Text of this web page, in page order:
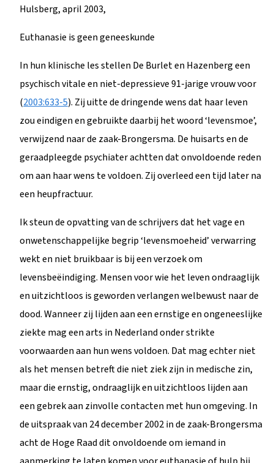
Hulsberg, april 2003,
Euthanasie is geen geneeskunde
In hun klinische les stellen De Burlet en Hazenberg een
psychisch vitale en niet-depressieve 91-jarige vrouw voor
(2003:633-5). Zij uitte de dringende wens dat haar leven
zou eindigen en gebruikte daarbij het woord ‘levensmoe’,
verwijzend naar de zaak-Brongersma. De huisarts en de
geraadpleegde psychiater achtten dat onvoldoende reden
om aan haar wens te voldoen. Zij overleed een tijd later na
een heupfractuur.
Ik steun de opvatting van de schrijvers dat het vage en
onwetenschappelijke begrip ‘levensmoeheid’ verwarring
wekt en niet bruikbaar is bij een verzoek om
levensbeëindiging. Mensen voor wie het leven ondraaglijk
en uitzichtloos is geworden verlangen welbewust naar de
dood. Wanneer zij lijden aan een ernstige en ongeneeslijke
ziekte mag een arts in Nederland onder strikte
voorwaarden aan hun wens voldoen. Dat mag echter niet
als het mensen betreft die niet ziek zijn in medische zin,
maar die ernstig, ondraaglijk en uitzichtloos lijden aan
een gebrek aan zinvolle contacten met hun omgeving. In
de uitspraak van 24 december 2002 in de zaak-Brongersma
acht de Hoge Raad dit onvoldoende om iemand in